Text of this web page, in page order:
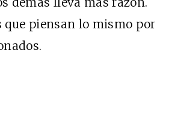
que piensan lo mismo por